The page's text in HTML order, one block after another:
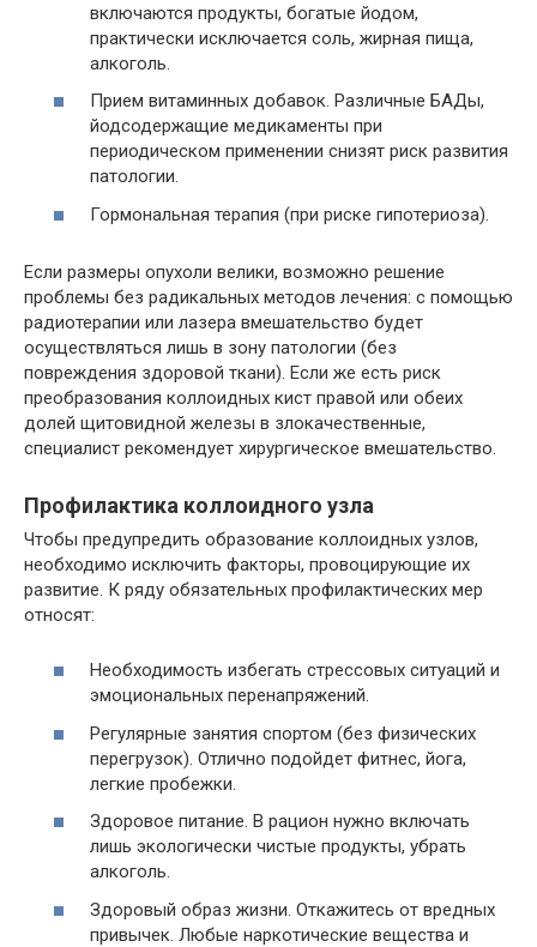
включаются продукты, богатые йодом,
практически исключается соль, жирная пища,
алкоголь.
Прием витаминных добавок. Различные БАДы,
йодсодержащие медикаменты при
периодическом применении снизят риск развития
патологии.
Гормональная терапия (при риске гипотериоза).
Если размеры опухоли велики, возможно решение
проблемы без радикальных методов лечения: с помощью
радиотерапии или лазера вмешательство будет
осуществляться лишь в зону патологии (без
повреждения здоровой ткани). Если же есть риск
преобразования коллоидных кист правой или обеих
долей щитовидной железы в злокачественные,
специалист рекомендует хирургическое вмешательство.
Профилактика коллоидного узла
Чтобы предупредить образование коллоидных узлов,
необходимо исключить факторы, провоцирующие их
развитие. К ряду обязательных профилактических мер
относят:
Необходимость избегать стрессовых ситуаций и
эмоциональных перенапряжений.
Регулярные занятия спортом (без физических
перегрузок). Отлично подойдет фитнес, йога,
легкие пробежки.
Здоровое питание. В рацион нужно включать
лишь экологически чистые продукты, убрать
алкоголь.
Здоровый образ жизни. Откажитесь от вредных
привычек. Любые наркотические вещества и